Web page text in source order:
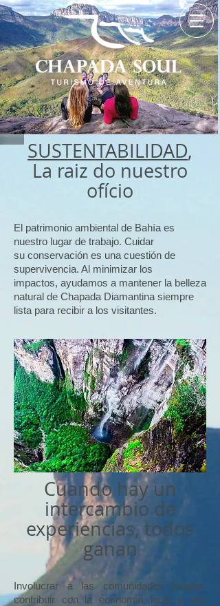
SUSTENTABILIDAD,
La raiz do nuestro
ofício
El patrimonio ambiental de Bahía es
nuestro lugar de trabajo. Cuidar
su conservación es una cuestión de
supervivencia. Al minimizar los
impactos, ayudamos a mantener la belleza
natural de Chapada Diamantina siempre
lista para recibir a los visitantes.
Cuando hay un
intercambio de
experiencias, todos
ganan
Involucrar a las comunidades locales,
contribuir con la economía local y unir